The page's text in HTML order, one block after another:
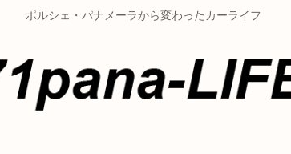
ポルシェ・パナメーラから変わったカーライフ